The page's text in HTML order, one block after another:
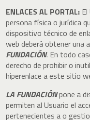
ENLACES AL PORTAL:
persona física o jurídica
dispositivo técnico de
web deberá obtener una
FUNDACIÓN. En todo
derecho de prohibir o
hiperenlace a este sitio
LA FUNDACIÓNpone a
permiten al Usuario el
pertenecientes a o